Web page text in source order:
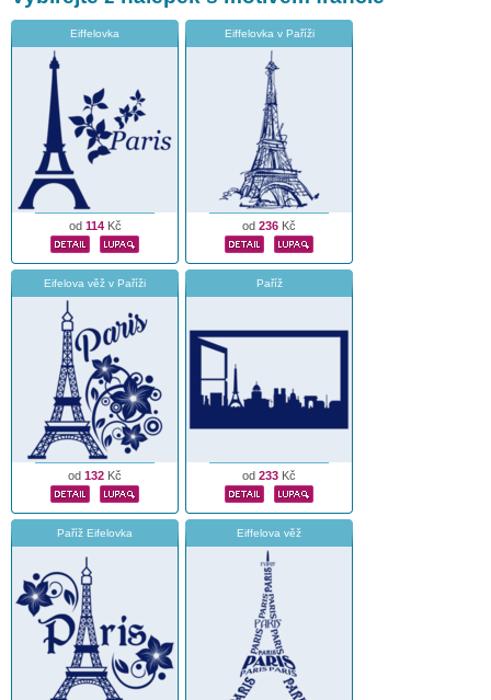
Eiffelovka
od 114Kč
Eiffelovka v Paříži
od 236 Kč
Eifelova věž v Paříži
od 132 Kč
Paříž
od 233 Kč
Paříž Eifelovka Eiffelova věž